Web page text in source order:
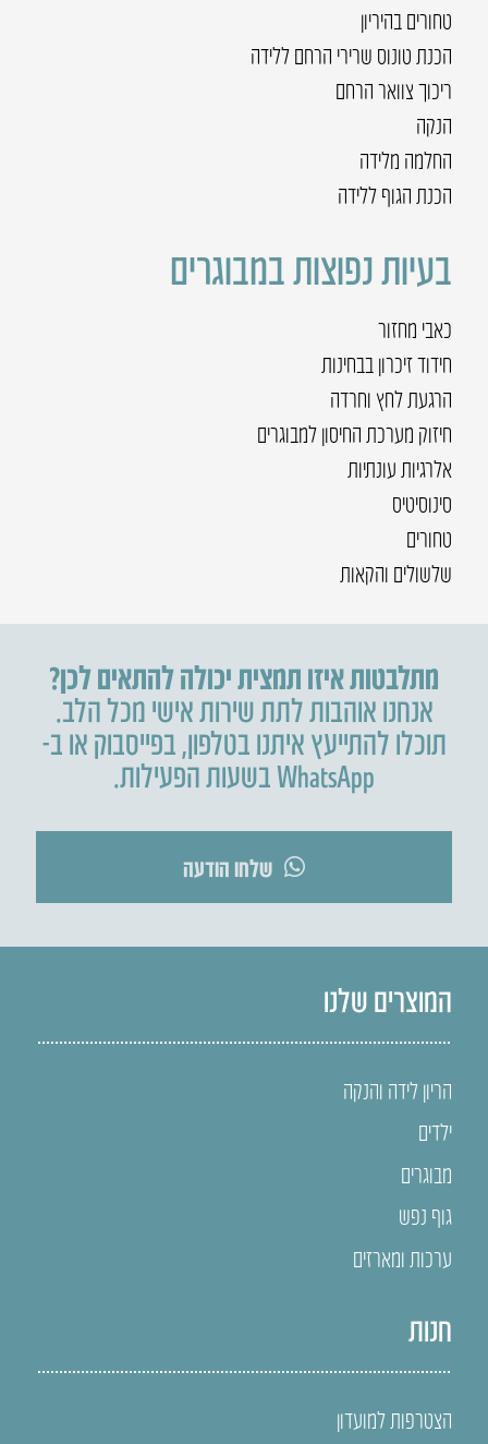
טחורים בהיריון
הכנת טונוס שרירי הרחם ללידה
ריכוך צוואר הרחם
הנקה
החלמה מלידה
הכנת הגוף ללידה
בעיות נפוצות במבוגרים
כאבי מחזור
חידוד זיכרון בבחינות
הרגעת לחץ וחרדה
חיזוק מערכת החיסון למבוגרים
אלרגיות עונתיות
סינוסיטיס
טחורים
שלשולים והקאות
מתלבטות איזו תמצית יכולה להתאים לכן?
אנחנו אוהבות לתת שירות אישי מכל הלב.
תוכלו להתייעץ איתנו בטלפון,בפייסבוק או ב-
WhatsApp בשעות הפעילות.
שלחו הודעה
המוצרים שלנו
הריון לידה והנקה
ילדים
מבוגרים
גוף נפש
ערכות ומארזים
חנות
הצטרפות למועדון